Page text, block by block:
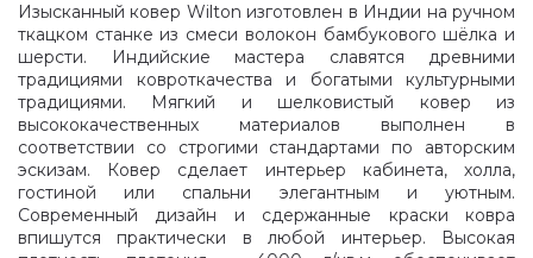
Изысканный ковер Wilton изготовлен в Индии на ручном
ткацком станке из смеси волокон бамбукового шёлка и
шерсти. Индийские мастера славятся древними
традициями ковроткачества и богатыми культурными
традициями. Мягкий и шелковистый ковер из
высококачественных материалов выполнен в
соответствии со строгими стандартами по авторским
эскизам. Ковер сделает интерьер кабинета, холла,
гостиной или спальни элегантным и уютным.
Современный дизайн и сдержанные краски ковра
впишутся практически в любой интерьер. Высокая